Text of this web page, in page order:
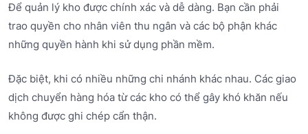
Để quản lý kho được chính xác và dễ dàng. Bạn cần phải
trao quyền cho nhân viên thu ngân và các bộ phận khác
những quyền hành khi sử dụng phần mềm.
Đặc biệt, khi có nhiều những chi nhánh khác nhau. Các giao
dịch chuyển hàng hóa từ các kho có thể gây khó khăn nếu
không được ghi chép cẩn thận.